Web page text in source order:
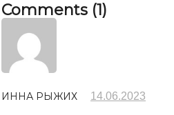
Comments (1)
ИННА РЫЖИХ 14.06.2023